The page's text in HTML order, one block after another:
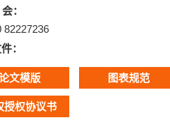
：
82227236
：
文模版 图表规范
授权协议书